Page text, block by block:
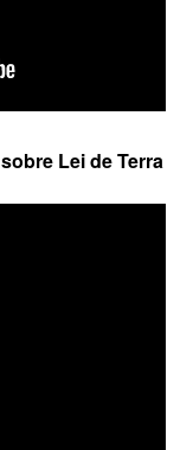
Lei de Terra